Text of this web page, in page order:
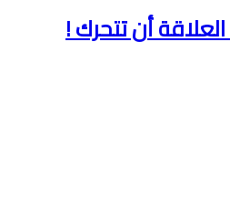
أن تتحرك !